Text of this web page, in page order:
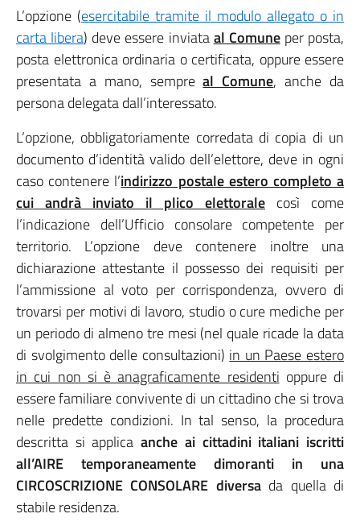
L’opzione (esercitabile tramite il modulo allegato o in
carta libera) deve essere inviataal Comuneper posta,
posta elettronica ordinaria o certificata, oppure essere
presentata a mano, sempreal Comune, anche da
persona delegata dall’interessato.
L’opzione, obbligatoriamente corredata di copia di un
documento d’identità valido dell’elettore, deve in ogni
caso contenere l’indirizzo postale estero completo a
cui andrà inviato il plico elettorale così come
l’indicazione dell’Ufficio consolare competente per
territorio. L’opzione deve contenere inoltre una
dichiarazione attestante il possesso dei requisiti per
l’ammissione al voto per corrispondenza, ovvero di
trovarsi per motivi di lavoro, studio o cure mediche per
un periodo di almeno tre mesi (nel quale ricade la data
di svolgimento delle consultazioni)in un Paese estero
in cui non si è anagraficamente residentioppure di
essere familiare convivente di un cittadino che si trova
nelle predette condizioni. In tal senso, la procedura
descritta si applicaanche ai cittadini italiani iscritti
all’AIRE temporaneamente dimoranti in una
CIRCOSCRIZIONE CONSOLARE diversada quella di
stabile residenza.